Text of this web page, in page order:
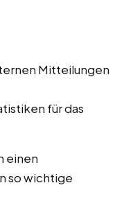
Mitteilungen
für das
einen
so wichtige